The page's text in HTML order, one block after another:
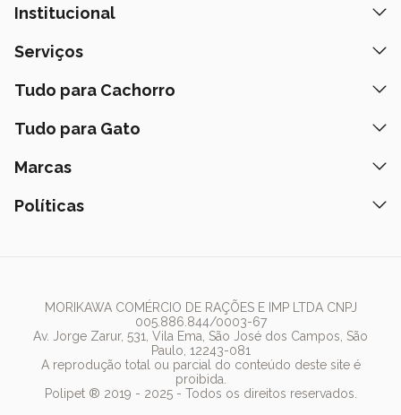
Institucional
Quem Somos
Prazos de Entrega
Fale Conosco
Lista de Desejos
Serviços
Banho e Tosa
Peça pelo Delivery
Assinatura Polipet
Tudo para Cachorro
Ração
Coleiras
Tudo para Gato
Ração
Marcas
Nexgard
Pedigree
Whiskas
Dog Chow
Royal Canin
Políticas
MORIKAWA COMÉRCIO DE RAÇÕES E IMP LTDA CNPJ
005.886.844/0003-67
Av. Jorge Zarur, 531, Vila Ema, São José dos Campos, São
Paulo, 12243-081
A reprodução total ou parcial do conteúdo deste site é
proibida.
Polipet ® 2019 - 2025 - Todos os direitos reservados.